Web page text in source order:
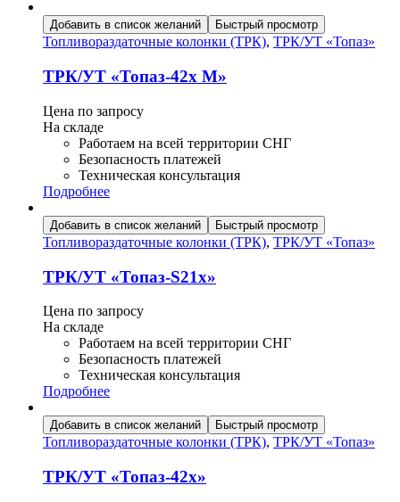
Добавить в список желаний Быстрый просмотр
Топливораздаточные колонки (ТРК), ТРК/УТ «Топаз»
ТРК/УТ «Топаз-42х М»
Цена по запросу
На складе
Работаем на всей территории СНГ
Безопасность платежей
Техническая консультация
Подробнее
Добавить в список желаний Быстрый просмотр
Топливораздаточные колонки (ТРК), ТРК/УТ «Топаз»
ТРК/УТ «Топаз-S21х»
Цена по запросу
На складе
Работаем на всей территории СНГ
Безопасность платежей
Техническая консультация
Подробнее
Добавить в список желаний Быстрый просмотр
Топливораздаточные колонки (ТРК), ТРК/УТ «Топаз»
ТРК/УТ «Топаз-42х»